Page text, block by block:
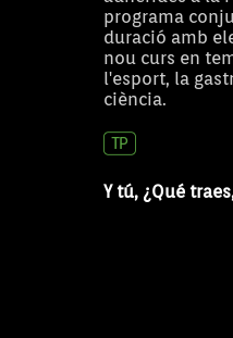
programa
duració amb
nou curs en
l'esport, la
ciència.
Y tú, ¿Qué